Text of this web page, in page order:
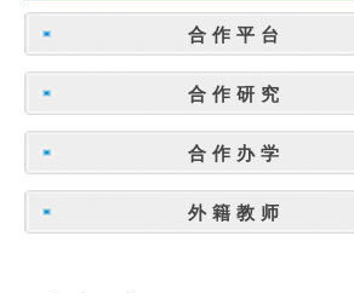
合作平台
合作研究
合作办学
外籍教师